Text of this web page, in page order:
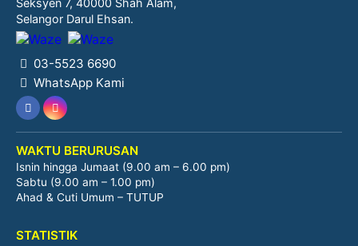
Seksyen 7, 40000 Shah Alam,
Selangor Darul Ehsan.
03-5523 6690
WhatsApp Kami
WAKTU BERURUSAN
Isnin hingga Jumaat (9.00 am – 6.00 pm)
Sabtu (9.00 am – 1.00 pm)
Ahad & Cuti Umum – TUTUP
STATISTIK